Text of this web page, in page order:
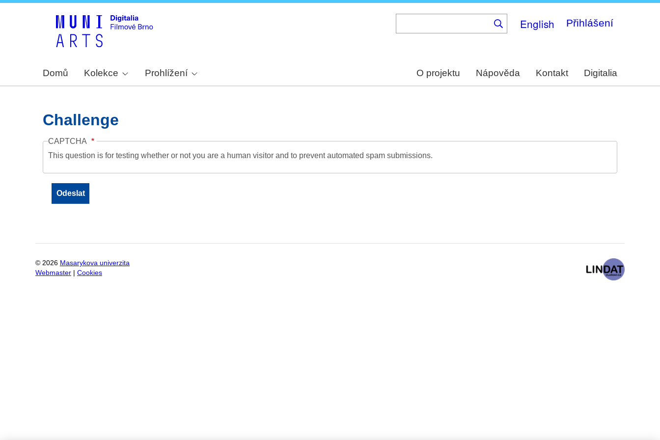
English Přihlášení
Domů Kolekce Prohlížení O projektu Nápověda Kontakt Digitalia
Challenge
CAPTCHA
This question is for testing whether or not you are a human visitor and to prevent automated spam submissions.
© 2026 Masarykova univerzita
Webmaster
Cookies